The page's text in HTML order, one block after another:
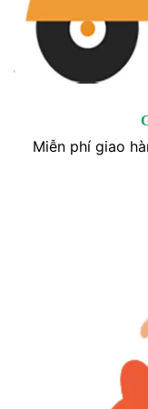
Miễn phí giao